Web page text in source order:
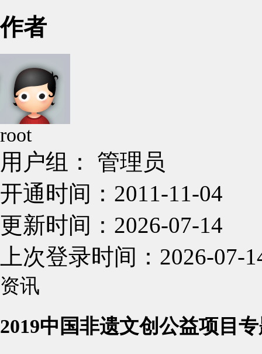
作者
root
用户组： 管理员
开通时间：2011-11-04
更新时间：2026-07-14
上次登录时间：2026-07-
资讯
2019中国非遗文创公益项目